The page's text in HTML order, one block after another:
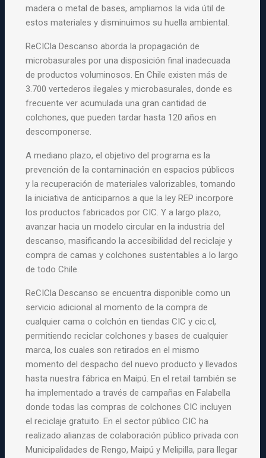
madera o metal de bases, ampliamos la vida útil de
estos materiales y disminuimos su huella ambiental.
ReCICla Descanso aborda la propagación de
microbasurales por una disposición final inadecuada
de productos voluminosos. En Chile existen más de
3.700 vertederos ilegales y microbasurales, donde es
frecuente ver acumulada una gran cantidad de
colchones, que pueden tardar hasta 120 años en
descomponerse.
A mediano plazo, el objetivo del programa es la
prevención de la contaminación en espacios públicos
y la recuperación de materiales valorizables, tomando
la iniciativa de anticiparnos a que la ley REP incorpore
los productos fabricados por CIC. Y a largo plazo,
avanzar hacia un modelo circular en la industria del
descanso, masificando la accesibilidad del reciclaje y
compra de camas y colchones sustentables a lo largo
de todo Chile.
ReCICla Descanso se encuentra disponible como un
servicio adicional al momento de la compra de
cualquier cama o colchón en tiendas CIC y cic.cl,
permitiendo reciclar colchones y bases de cualquier
marca, los cuales son retirados en el mismo
momento del despacho del nuevo producto y llevados
hasta nuestra fábrica en Maipú. En el retail también se
ha implementado a través de campañas en Falabella
donde todas las compras de colchones CIC incluyen
el reciclaje gratuito. En el sector público CIC ha
realizado alianzas de colaboración público privada con
Municipalidades de Rengo, Maipú y Melipilla, para llegar